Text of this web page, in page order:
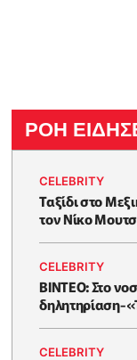
ΡΟΗ
CELEBRITY
Ταξίδι στο
τον Νίκο
CELEBRITY
ΒΙΝΤΕΟ: Στο
δηλητηρίαση-
CELEBRITY